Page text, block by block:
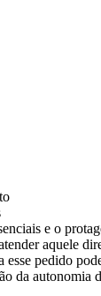
e o
aquele
pedido
da autonomia